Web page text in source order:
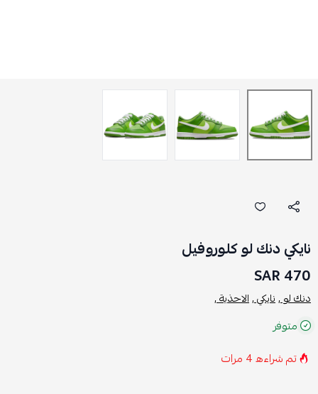
نايكي دنك لو كلوروفيل
470 SAR
دنك لو ,نايكي ,الاحذية ,
متوفر
تم شراءه4 مرات